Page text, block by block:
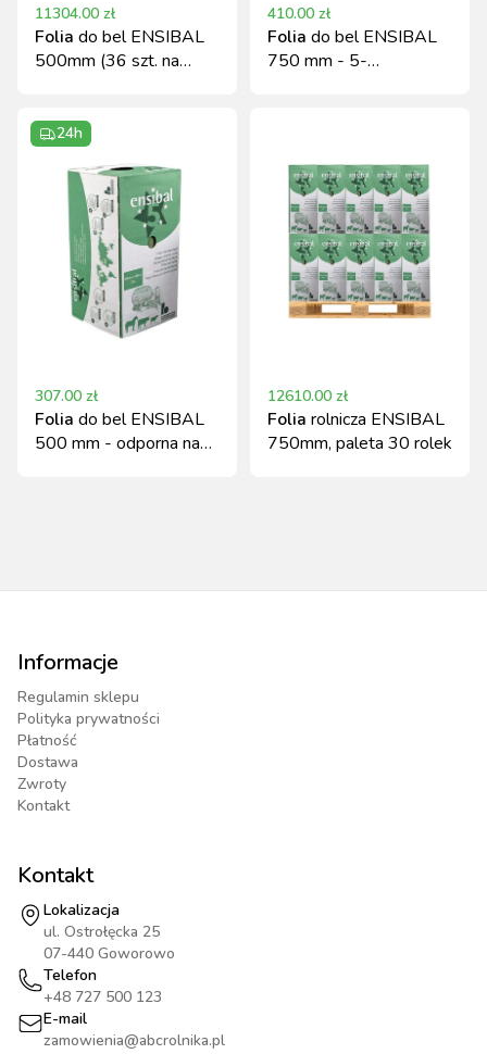
11304.00 zł
Folia do bel ENSIBAL
500mm (36 szt. na
410.00 zł
Folia do bel ENSIBAL
750 mm - 5-
24h
307.00 zł
Folia do bel ENSIBAL
500 mm - odporna na
12610.00 zł
Folia rolnicza ENSIBAL
750mm, paleta 30 rolek
Informacje
Regulamin sklepu
Polityka prywatności
Płatność
Dostawa
Zwroty
Kontakt
Kontakt
Lokalizacja
ul. Ostrołęcka 25
07-440 Goworowo
Telefon
+48 727 500 123
E-mail
zamowienia@abcrolnika.pl